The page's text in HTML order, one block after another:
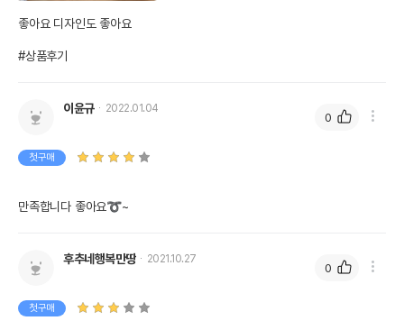
좋아요 디자인도 좋아요
#상품후기
이윤규 2022.01.04
첫구매
만족합니다 좋아요➰~
0
후추네행복만땅 2021.10.27
첫구매
0